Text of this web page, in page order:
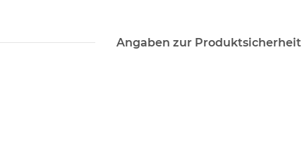
Angaben zur Produktsicherheit